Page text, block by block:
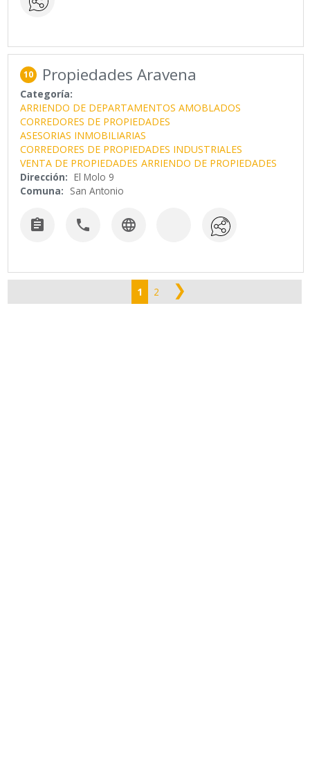
10 Propiedades Aravena
Categoría:
ARRIENDO DE DEPARTAMENTOS AMOBLADOS
CORREDORES DE PROPIEDADES
ASESORIAS INMOBILIARIAS
CORREDORES DE PROPIEDADES INDUSTRIALES
VENTA DE PROPIEDADES ARRIENDO DE PROPIEDADES
Dirección: El Molo 9
Comuna: San Antonio
  
1 2 ❯